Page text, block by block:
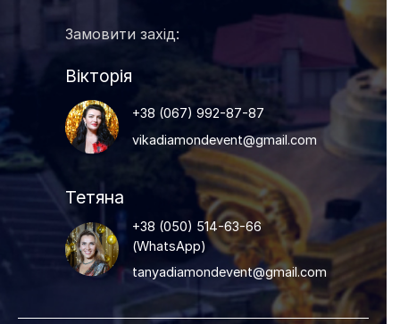
Замовити захід:
Вікторія
+38 (067) 992-87-87
vikadiamondevent@gmail.com
Тетяна
+38 (050) 514-63-66
(WhatsApp)
tanyadiamondevent@gmail.com